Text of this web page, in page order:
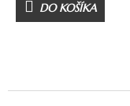
DO KOŠÍKA